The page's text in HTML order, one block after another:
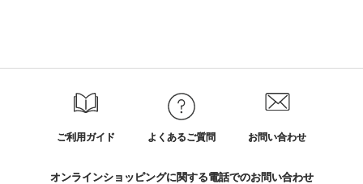
ご利用ガイド よくあるご質問 お問い合わせ
オンラインショッピングに関する電話でのお問い合わせ